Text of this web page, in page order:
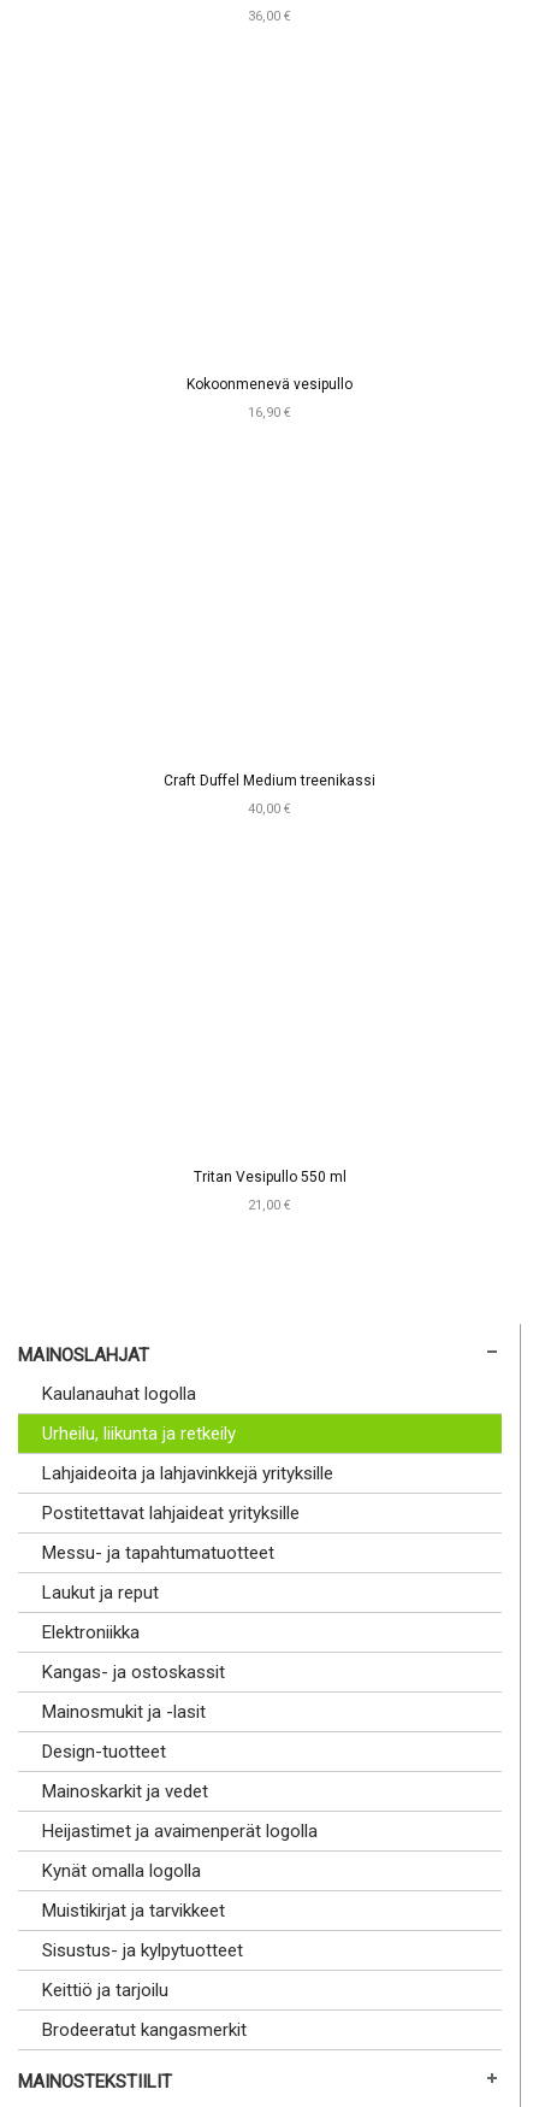
36,00 €
Kokoonmenevä vesipullo
16,90 €
Craft Duffel Medium treenikassi
40,00 €
Tritan Vesipullo 550 ml
21,00 €
MAINOSLAHJAT
Kaulanauhat logolla
Urheilu, liikunta ja retkeily
Lahjaideoita ja lahjavinkkejä yrityksille
Postitettavat lahjaideat yrityksille
Messu- ja tapahtumatuotteet
Laukut ja reput
Elektroniikka
Kangas- ja ostoskassit
Mainosmukit ja -lasit
Design-tuotteet
Mainoskarkit ja vedet
Heijastimet ja avaimenperät logolla
Kynät omalla logolla
Muistikirjat ja tarvikkeet
Sisustus- ja kylpytuotteet
Keittiö ja tarjoilu
Brodeeratut kangasmerkit
MAINOSTEKSTIILIT